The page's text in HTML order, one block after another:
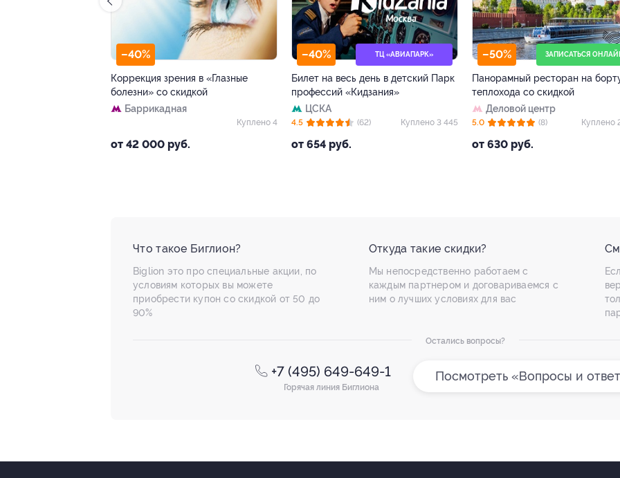
–40%
Коррекция зрения в «Глазные
болезни» со скидкой
Баррикадная
от 42 000 руб.
Куплено 4
–40% ТЦ «АВИАПАРК»
Билет на весь день в детский Парк
профессий «Кидзания»
ЦСКА
от 654 руб.
4.5 (62) Куплено 3 445
–50% ЗАПИСАТЬСЯ
Панорамный ресторан на
теплохода со скидкой
Деловой центр
от 630 руб.
5.0 (8) Куплено
Что такое Биглион?
Biglion это про специальные акции, по
условиям которых вы можете
приобрести купон со скидкой от 50 до
90%
Откуда такие скидки?
Мы непосредственно работаем с
каждым партнером и договариваемся с
ним о лучших условиях для вас
Остались вопросы?
+7 (495) 649-649-1
Горячая линия Биглиона
Посмотреть «Вопросы и